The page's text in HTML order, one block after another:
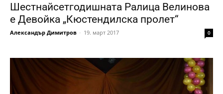
Шестнайсетгодишната Ралица Велинова
е Девойка „Кюстендилска пролет“
Александър Димитров - 19. март 2017 0